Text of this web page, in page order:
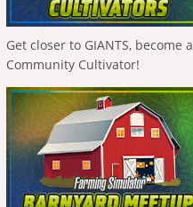
Get closer to GIANTS, become a
Community Cultivator!